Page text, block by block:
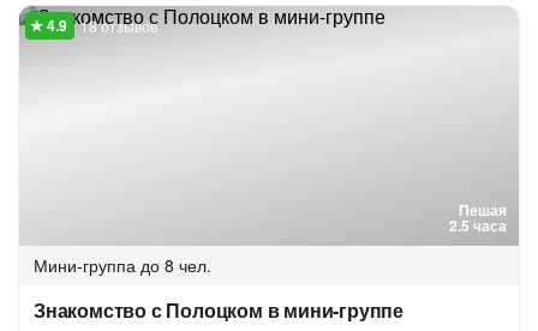
Пешая
2.5 часа
18 отзывов
Мини-группа до 8 чел.
Знакомство с Полоцком в мини-группе